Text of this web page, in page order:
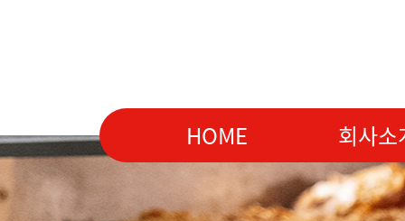
HOME 회사소